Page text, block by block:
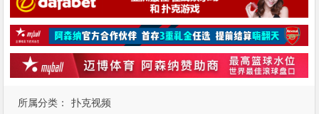
所属分类： 扑克视频